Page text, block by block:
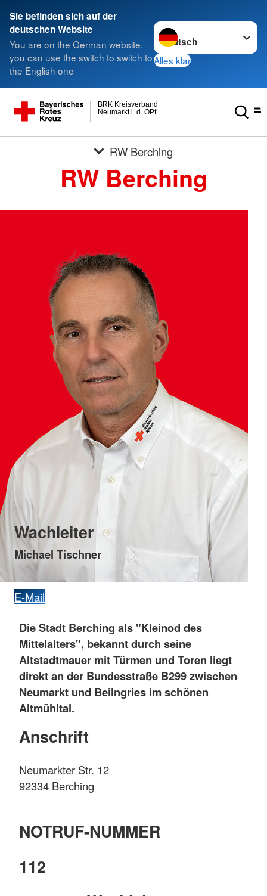
Sie befinden sich auf der
deutschen Website
You are on the German website,
you can use the switch to switch to
the English one
Sprache wechseln zu
Alles klar
Neumarkt i. d. OPf.
BRK Kreisverband
RW Berching
RW Berching
Wachleiter
Michael Tischner
E-Mail
Die Stadt Berching als "Kleinod des
Mittelalters", bekannt durch seine
Altstadtmauer mit Türmen und Toren liegt
direkt an der Bundesstraße B299 zwischen
Neumarkt und Beilngries im schönen
Altmühltal.
Anschrift
Neumarkter Str. 12
92334 Berching
NOTRUF-NUMMER
112